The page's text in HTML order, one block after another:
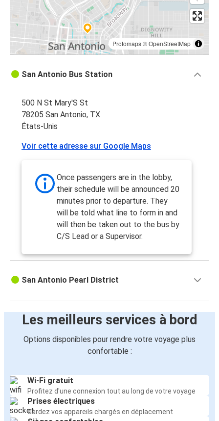
Protomaps©OpenStreetMap
San Antonio Bus Station
500 N St Mary'S St
78205 San Antonio, TX
États-Unis
Voir cette adresse sur Google Maps
Once passengers are in the lobby,
their schedule will be announced 20
minutes prior to departure. They
will be told what line to form in and
will then be taken out to the bus by
C/S Lead or a Supervisor.
San Antonio Pearl District
Les meilleurs services à bord
Options disponibles pour rendre votre voyage plus
confortable :
Wi-Fi gratuit
Profitez d'une connexion tout au long de votre voyage
Prises électriques
Gardez vos appareils chargés en déplacement